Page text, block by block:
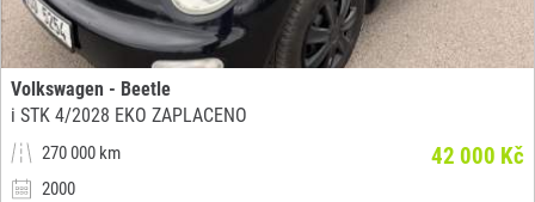
Volkswagen - Beetle
i STK 4/2028 EKO ZAPLACENO
270 000 km
2000
42 000 Kč